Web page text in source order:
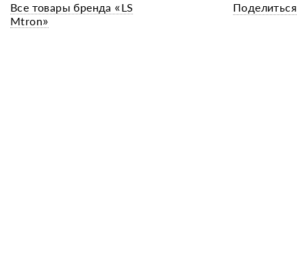
Все товары бренда «LS
Mtron»
Поделиться